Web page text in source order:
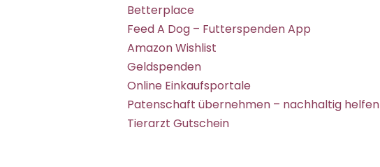
Betterplace
Feed A Dog – Futterspenden App
Amazon Wishlist
Geldspenden
Online Einkaufsportale
Patenschaft übernehmen – nachhaltig helfen
Tierarzt Gutschein